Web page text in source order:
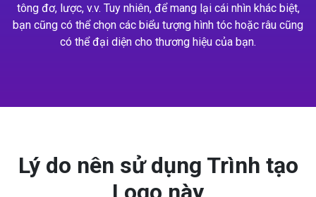
tông đơ, lược, v.v. Tuy nhiên, để mang lại cái nhìn khác biệt,
bạn cũng có thể chọn các biểu tượng hình tóc hoặc râu cũng
có thể đại diện cho thương hiệu của bạn.
Lý do nên sử dụng Trình tạo